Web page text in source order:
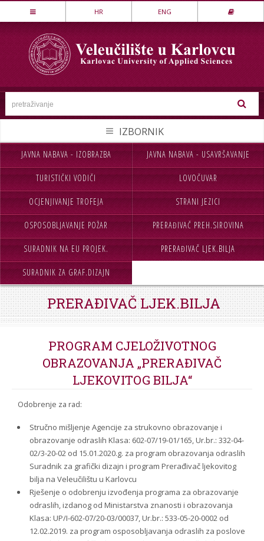
Stručni studij
LOVSTVO I ZAŠTITA PRIRODE
MEHATRONIKA
PREHRAMBENA TEHNOLOGIJA
SIGURNOST I ZAŠTITA
TEKSTILSTVO
UGOSTITELJSTVO
Specijalistički studij
POSLOVNO UPRAVLJANJE
SIGURNOST I ZAŠTITA
STROJARSTVO
HR ENG
NASLOVNA UPISI
VELEUČILIŠTE STUDIJ
STUDENTI MEĐ.SURADNJA
CJELOŽIVOTNO UČENJE INFORMACIJE
NABAVA KONTAKT
SKUP ZRZZ
JAVNA NABAVA - IZOBRAZBA JAVNA NABAVA - USAVRŠAVANJE
TURISTIČKI VODIČI LOVOČUVAR
OCJENJIVANJE TROFEJA STRANI JEZICI
OSPOSOBLJAVANJE POŽAR PRERAĐIVAČ PREH.SIROVINA
SURADNIK NA EU PROJEK. PRERAĐIVAČ LJEK.BILJA
SURADNIK ZA GRAF.DIZAJN
PRERAĐIVAČ LJEK.BILJA
PROGRAM CJELOŽIVOTNOG
OBRAZOVANJA „PRERAĐIVAČ
LJEKOVITOG BILJA“
Odobrenje za rad:
Stručno mišljenje Agencije za strukovno obrazovanje i
obrazovanje odraslih Klasa: 602-07/19-01/165, Ur.br.: 332-04-
02/3-20-02 od 15.01.2020.g. za program obrazovanja odraslih
Suradnik za grafički dizajn i program Prerađivač ljekovitog
bilja na Veleučilištu u Karlovcu
Rješenje o odobrenju izvođenja programa za obrazovanje
odraslih, izdanog od Ministarstva znanosti i obrazovanja
Klasa: UP/I-602-07/20-03/00037, Ur.br.: 533-05-20-0002 od
12.02.2019. za program osposobljavanja odraslih za poslove